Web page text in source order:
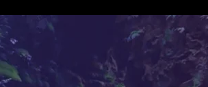
Ao Vivo